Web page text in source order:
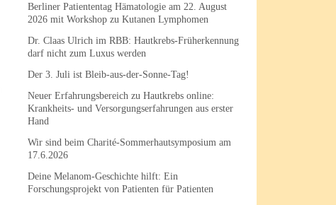
Berliner Patiententag Hämatologie am 22. August
2026 mit Workshop zu Kutanen Lymphomen
Dr. Claas Ulrich im RBB: Hautkrebs-Früherkennung
darf nicht zum Luxus werden
Der 3. Juli ist Bleib-aus-der-Sonne-Tag!
Neuer Erfahrungsbereich zu Hautkrebs online:
Krankheits- und Versorgungserfahrungen aus erster
Hand
Wir sind beim Charité-Sommerhautsymposium am
17.6.2026
Deine Melanom-Geschichte hilft: Ein
Forschungsprojekt von Patienten für Patienten